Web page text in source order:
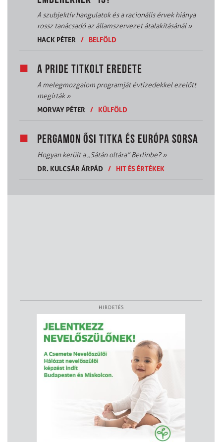
A szubjektív hangulatok és a racionális érvek hiánya
rossz tanácsadó az államszervezet átalakításánál»
HACK PÉTER
/ BELFÖLD
A PRIDE TITKOLT EREDETE
A melegmozgalom programját évtizedekkel ezelőtt
megírták»
MORVAY PÉTER
/ KÜLFÖLD
PERGAMON ŐSI TITKA ÉS EURÓPA SORSA
Hogyan került a „Sátán oltára” Berlinbe?»
DR. KULCSÁR ÁRPÁD
/ HIT ÉS ÉRTÉKEK
HIRDETÉS